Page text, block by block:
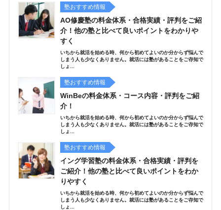
塾おすすめ情報
AO修慶塾の料金体系・合格実績・評判をご紹
介！他の塾と比べて良いポイントをわかりや
すく
いちから就活を始める時、何から初めてよいのか分からず悩んで
しまう人も少なくありません。就活には塾があることをご存知で
しょ...
塾おすすめ情報
WinBeの料金体系・コース内容・評判をご紹
介！
いちから就活を始める時、何から初めてよいのか分からず悩んで
しまう人も少なくありません。就活には塾があることをご存知で
しょ...
塾おすすめ情報
イング学習塾の料金体系・合格実績・評判を
ご紹介！他の塾と比べて良いポイントをわか
りやすく
いちから就活を始める時、何から初めてよいのか分からず悩んで
しまう人も少なくありません。就活には塾があることをご存知で
しょ...